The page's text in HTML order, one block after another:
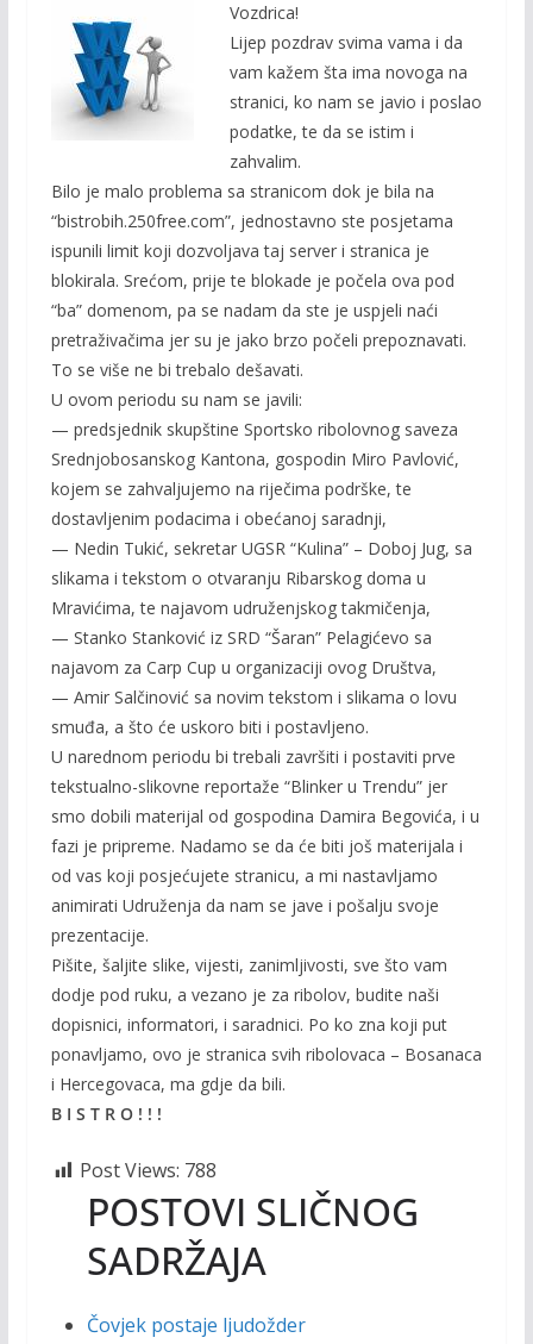
e
b
o
o
k
itt
er
p
y
Li
n
k
Vozdrica!
Lijep pozdrav svima vama i da
vam kažem šta ima novoga na
stranici, ko nam se javio i poslao
podatke, te da se istim i
zahvalim.
Bilo je malo problema sa stranicom dok je bila na
“bistrobih.250free.com”, jednostavno ste posjetama
ispunili limit koji dozvoljava taj server i stranica je
blokirala. Srećom, prije te blokade je počela ova pod
“ba” domenom, pa se nadam da ste je uspjeli naći
pretraživačima jer su je jako brzo počeli prepoznavati.
To se više ne bi trebalo dešavati.
U ovom periodu su nam se javili:
— predsjednik skupštine Sportsko ribolovnog saveza
Srednjobosanskog Kantona, gospodin Miro Pavlović,
kojem se zahvaljujemo na riječima podrške, te
dostavljenim podacima i obećanoj saradnji,
— Nedin Tukić, sekretar UGSR “Kulina” – Doboj Jug, sa
slikama i tekstom o otvaranju Ribarskog doma u
Mravićima, te najavom udruženjskog takmičenja,
— Stanko Stanković iz SRD “Šaran” Pelagićevo sa
najavom za Carp Cup u organizaciji ovog Društva,
— Amir Salčinović sa novim tekstom i slikama o lovu
smuđa, a što će uskoro biti i postavljeno.
U narednom periodu bi trebali završiti i postaviti prve
tekstualno-slikovne reportaže “Blinker u Trendu” jer
smo dobili materijal od gospodina Damira Begovića, i u
fazi je pripreme. Nadamo se da će biti još materijala i
od vas koji posjećujete stranicu, a mi nastavljamo
animirati Udruženja da nam se jave i pošalju svoje
prezentacije.
Pišite, šaljite slike, vijesti, zanimljivosti, sve što vam
dodje pod ruku, a vezano je za ribolov, budite naši
dopisnici, informatori, i saradnici. Po ko zna koji put
ponavljamo, ovo je stranica svih ribolovaca – Bosanaca
i Hercegovaca, ma gdje da bili.
B I S T R O ! ! !
Post Views: 788
POSTOVI SLIČNOG
SADRŽAJA
Čovjek postaje ljudožder